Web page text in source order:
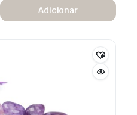
Adicionar